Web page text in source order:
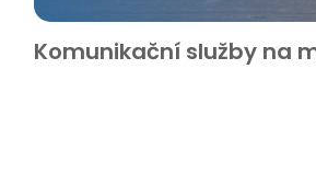
Komunikační služby na